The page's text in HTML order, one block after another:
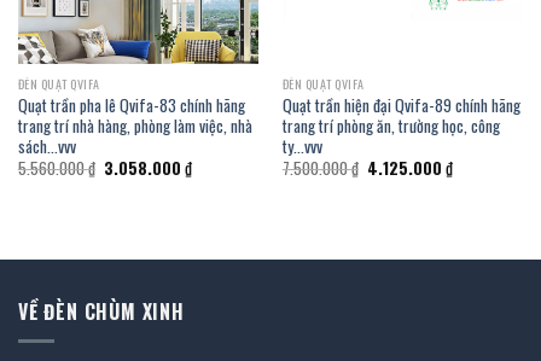
ĐÈN QUẠT QVIFA
Quạt trần pha lê Qvifa-83 chính hãng
trang trí nhà hàng, phòng làm việc, nhà
sách…vvv
5.560.000₫ Giá
gốc
3.058.000 ₫Giá
hiện
ĐÈN QUẠT QVIFA
Quạt trần hiện đại Qvifa-89 chính hãng
trang trí phòng ăn, trường học, công
ty…vvv
7.500.000₫ Giá
gốc
4.125.000 ₫Giá
hiện
VỀ ĐÈN CHÙM XINH